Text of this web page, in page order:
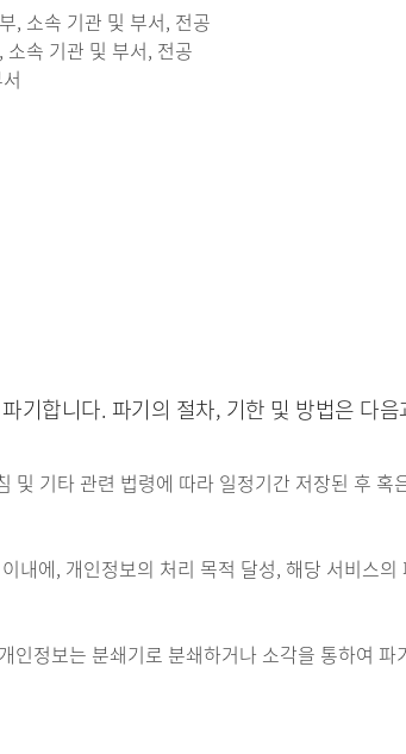
, 소속 기관 및 부서, 전공
속 기관 및 부서, 전공
기합니다. 파기의 절차, 기한 및 방법은 다
기타 관련 법령에 따라 일정기간 저장된 후
에, 개인정보의 처리 목적 달성, 해당 서비스
인정보는 분쇄기로 분쇄하거나 소각을 통하여 파